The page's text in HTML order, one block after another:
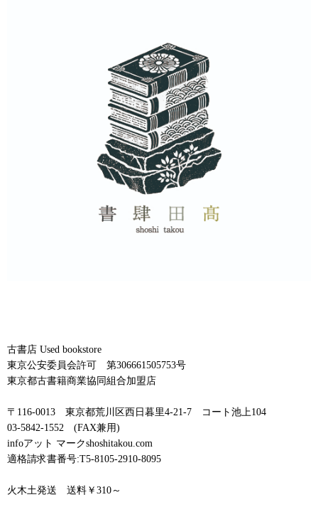
古書店 Used bookstore
東京公安委員会許可 第306661505753号
東京都古書籍商業協同組合加盟店
〒116-0013 東京都荒川区西日暮里4-21-7 コート池上104
03-5842-1552 (FAX兼用)
infoアット マークshoshitakou.com
適格請求書番号:T5-8105-2910-8095
火木土発送 送料￥310～